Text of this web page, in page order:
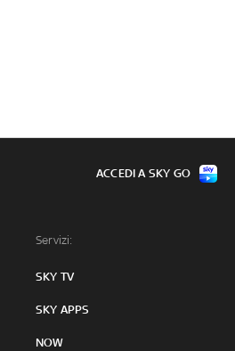
Servizi:
SKY TV
SKY APPS
NOW
ACCEDI A SKY GO